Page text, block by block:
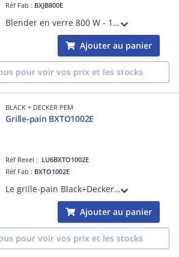
Réf Fab : BXJB800E
Blender en verre 800 W - 1,5 l - BXJB800E 2 vitesses Touche Pulse Récipient en verre gradué de 1.5 l Verre doseur de 50 ml Acier inoxydable Broyage de glaçons pour smoothie 4 lames en acier inoxydable
Ajouter au panier
pour voir vos prix et les stocks
BLACK + DECKER PEM
Grille-pain BXTO1002E
Réf Rexel : LU6BXTO1002E
Réf Fab : BXTO1002E
Le grille-pain Black+Decker BXTO1002E allie style et performance avec 1000 W de puissance. Fente extra large pour pain épais, 7 niveaux de brunissage, fonctions décongélation, réchauffage et annulation
Ajouter au panier
pour voir vos prix et les stocks